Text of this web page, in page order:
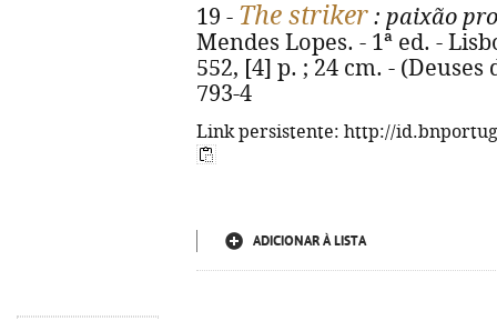
19 - The striker : paixão
Mendes Lopes. - 1ª ed. -
552, [4] p. ; 24 cm. - (Deuses
793-4
Link persistente: http://
ADICIONAR À LISTA